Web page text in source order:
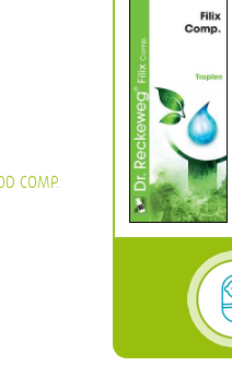
COMP.